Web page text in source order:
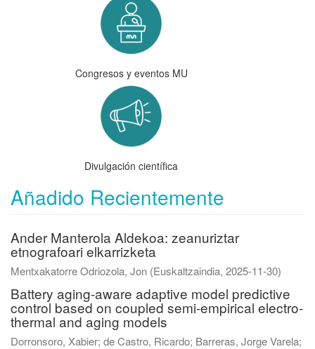
Congresos y eventos MU
Divulgación científica
Añadido Recientemente
Ander Manterola Aldekoa: zeanuriztar
etnografoari elkarrizketa
Mentxakatorre Odriozola, Jon (Euskaltzaindia, 2025-11-30)
Battery aging-aware adaptive model predictive
control based on coupled semi-empirical electro-
thermal and aging models
Dorronsoro, Xabier; de Castro, Ricardo; Barreras, Jorge Varela;